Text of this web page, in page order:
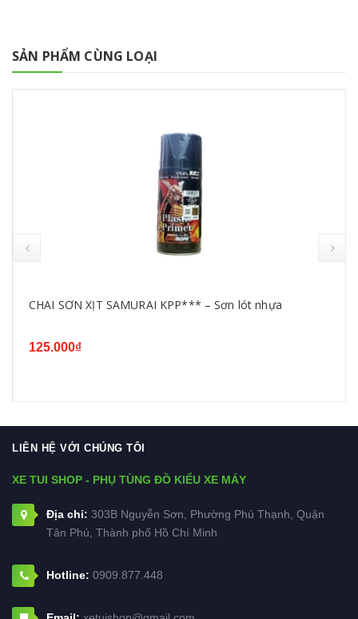
SẢN PHẨM CÙNG LOẠI
CHAI SƠN XỊT SAMURAI KPP*** – Sơn lót nhựa
125.000₫
LIÊN HỆ VỚI CHÚNG TÔI
XE TUI SHOP - PHỤ TÙNG ĐỒ KIỂU XE MÁY
Địa chỉ: 303B Nguyễn Sơn, Phường Phú Thạnh, Quận
Tân Phú, Thành phố Hồ Chí Minh
Hotline: 0909.877.448